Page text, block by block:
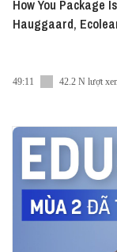
How You Package
Hauggaard,
49:11 42.2 N lượt